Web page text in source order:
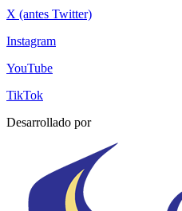
X (antes Twitter)
Instagram
YouTube
TikTok
Desarrollado por